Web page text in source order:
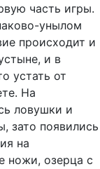
часть игры.
унылом
происходит и
и в
устать от
На
ловушки и
зато появились
на
ножи, озерца с